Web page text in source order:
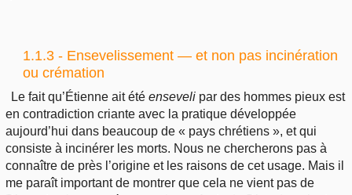
1.1.3 - Ensevelissement — et non pas incinération
ou crémation
Le fait qu’Étienne ait étéenseveli par des hommes pieux est
en contradiction criante avec la pratique développée
aujourd’hui dans beaucoup de « pays chrétiens », et qui
consiste à incinérer les morts. Nous ne chercherons pas à
connaître de près l’origine et les raisons de cet usage. Mais il
me paraît important de montrer que cela ne vient pas de